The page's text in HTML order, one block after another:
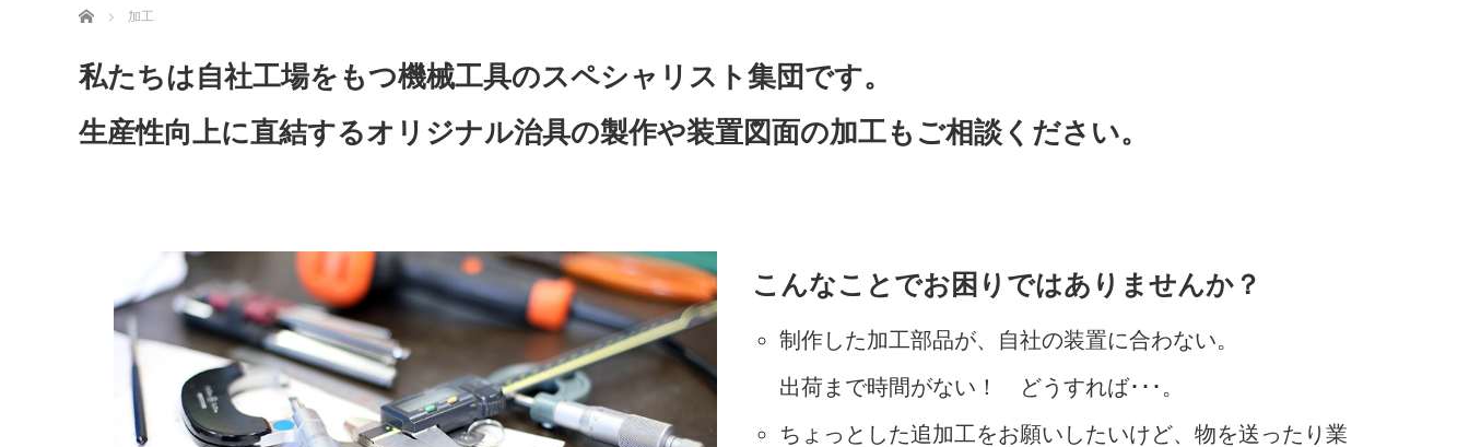
ホーム 加工
私たちは自社工場をもつ機械工具のスペシャリスト集団です。
生産性向上に直結するオリジナル治具の製作や装置図面の加工もご相談ください。
こんなことでお困りではありませんか？
制作した加工部品が、自社の装置に合わない。
出荷まで時間がない！ どうすれば･･･。
ちょっとした追加工をお願いしたいけど、物を送ったり業